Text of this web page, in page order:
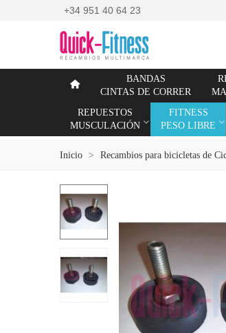
+34 951 40 64 23
BANDAS
CINTAS DE CORRER
REPUESTOS
MUSCULACIÓN
FITNESS
PESO LIBRE
Inicio > Recambios para bicicletas de